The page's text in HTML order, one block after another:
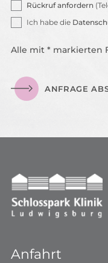
Rückruf anfordern
Ich habe die
Alle mit * markierten
ANFRAGE
Anfahrt